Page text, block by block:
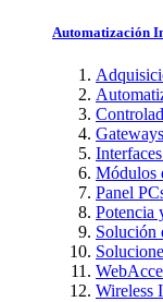
Automatización
Módulos
Panel
Potencia
Solución
Wireless